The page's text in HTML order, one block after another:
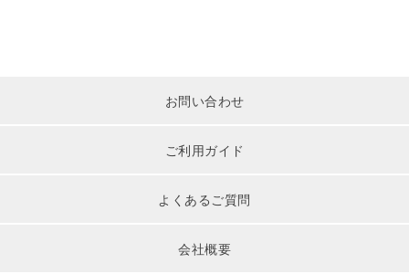
お問い合わせ
ご利用ガイド
よくあるご質問
会社概要